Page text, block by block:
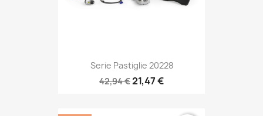
Serie Pastiglie 20228
42,94 €21,47 €